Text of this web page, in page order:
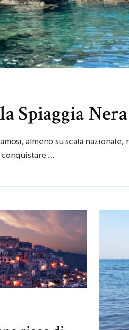
Spiaggia
almeno su scala
…